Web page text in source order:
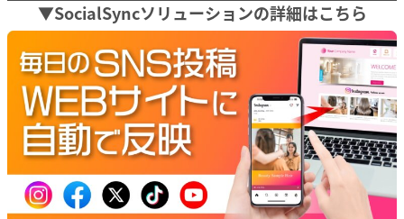
▼SocialSyncソリューションの詳細はこちら